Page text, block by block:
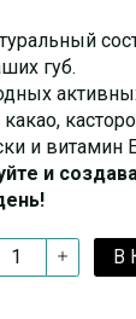
губ.
и витамин
и
В